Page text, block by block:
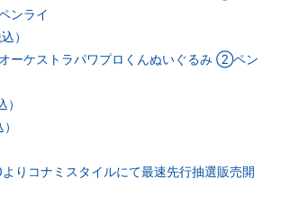
ンライ
）
ーケストラパワプロくんぬいぐるみ ②ペン
りコナミスタイルにて最速先行抽選販売開